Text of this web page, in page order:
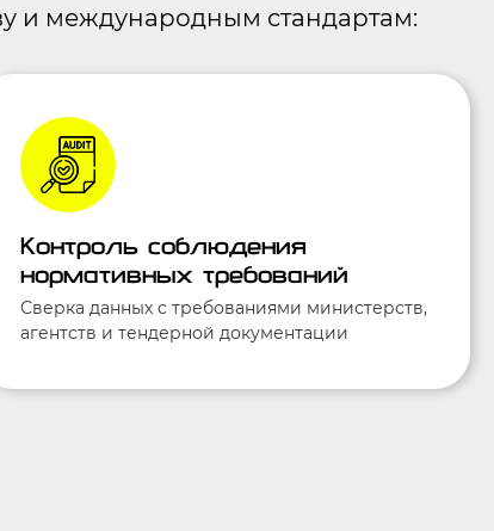
и международным стандартам:
Контроль соблюдения
нормативных требований
Сверка данных с требованиями министерств,
агентств и тендерной документации